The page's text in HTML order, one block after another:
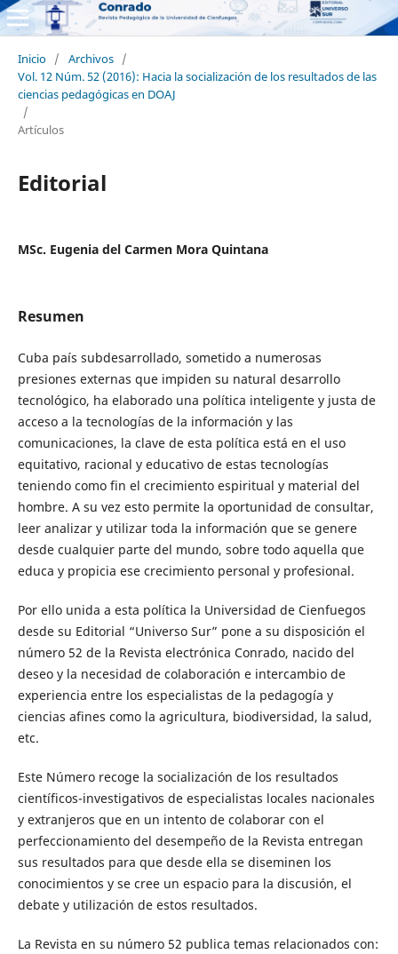
Inicio / Archivos /
Vol. 12 Núm. 52 (2016): Hacia la socialización de los resultados de las
ciencias pedagógicas en DOAJ
/
Artículos
Editorial
MSc. Eugenia del Carmen Mora Quintana
Resumen
Cuba país subdesarrollado, sometido a numerosas
presiones externas que impiden su natural desarrollo
tecnológico, ha elaborado una política inteligente y justa de
acceso a la tecnologías de la información y las
comunicaciones, la clave de esta política está en el uso
equitativo, racional y educativo de estas tecnologías
teniendo como fin el crecimiento espiritual y material del
hombre. A su vez esto permite la oportunidad de consultar,
leer analizar y utilizar toda la información que se genere
desde cualquier parte del mundo, sobre todo aquella que
educa y propicia ese crecimiento personal y profesional.
Por ello unida a esta política la Universidad de Cienfuegos
desde su Editorial “Universo Sur” pone a su disposición el
número 52 de la Revista electrónica Conrado, nacido del
deseo y la necesidad de colaboración e intercambio de
experiencia entre los especialistas de la pedagogía y
ciencias afines como la agricultura, biodiversidad, la salud,
etc.
Este Número recoge la socialización de los resultados
científicos-investigativos de especialistas locales nacionales
y extranjeros que en un intento de colaborar con el
perfeccionamiento del desempeño de la Revista entregan
sus resultados para que desde ella se diseminen los
conocimientos y se cree un espacio para la discusión, el
debate y utilización de estos resultados.
La Revista en su número 52 publica temas relacionados con: